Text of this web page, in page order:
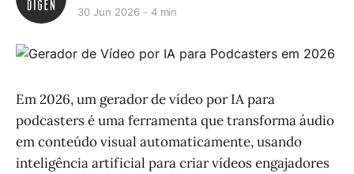
30 Jun 2026 4 min
Em 2026, um gerador de vídeo por IA para
podcasters é uma ferramenta que transforma áudio
em conteúdo visual automaticamente, usando
inteligência artificial para criar vídeos engajadores